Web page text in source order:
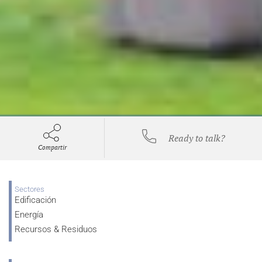
Compartir
Ready to talk?
Sectores
Edificación
Energía
Recursos & Residuos